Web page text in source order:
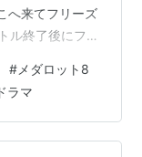
へ来てフリーズ
ル終了後にフリ
ーズ連発がト
にロクショウ
なパーツは貰
のにドークス
# メダロット8
ラマ